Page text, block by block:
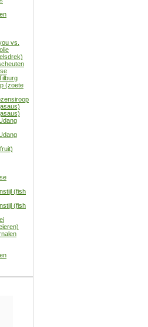
vs.
(zoete
(fish
(fish